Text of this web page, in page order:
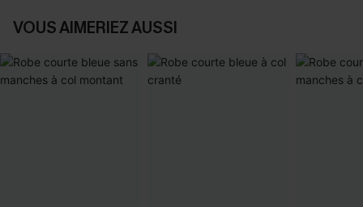
VOUS AIMERIEZ AUSSI